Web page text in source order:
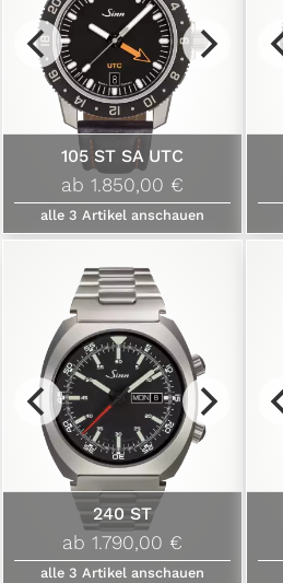
105 ST SA UTC
ab 1.850,00 €
alle 3 Artikel anschauen
240 ST
ab 1.790,00 €
alle 3 Artikel anschauen